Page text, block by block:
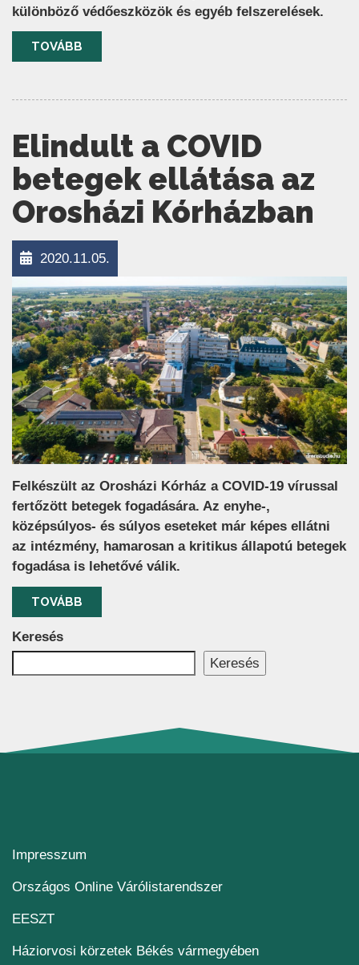
különböző védőeszközök és egyéb felszerelések.
TOVÁBB
Elindult a COVID
betegek ellátása az
Orosházi Kórházban
2020.11.05.
Felkészült az Orosházi Kórház a COVID-19 vírussal
fertőzött betegek fogadására. Az enyhe-,
középsúlyos- és súlyos eseteket már képes ellátni
az intézmény, hamarosan a kritikus állapotú betegek
fogadása is lehetővé válik.
TOVÁBB
Keresés
Keresés
Impresszum
Országos Online Várólistarendszer(új ablakban nyílik
EESZT(új ablakban nyílik meg)
Háziorvosi körzetek Békés vármegyében